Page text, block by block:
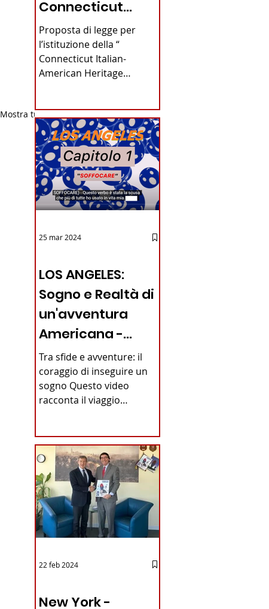
Mostra tutti
Connecticut
Italian-American
Heritage
Commission”
Connecticut
Proposta di legge per
l’istituzione della “
Connecticut Italian-
American Heritage
Alfonso...
LOS ANGELES:
Sogno e Realtà di
un'avventura
Americana -
VIDEO
Tra sfide e avventure: il
coraggio di inseguire un
sogno Questo video
racconta il viaggio
25 mar 2024
New York -
22 feb 2024